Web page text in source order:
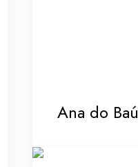
Ana do Baú